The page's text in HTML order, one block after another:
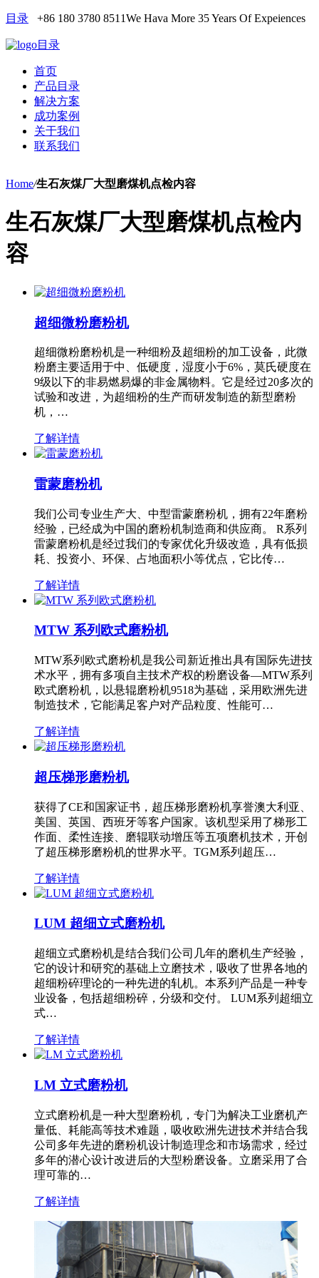
目录 +86 180 3780 8511We Hava More 35 Years Of Expeiences
目录
首页
产品目录
解决方案
成功案例
关于我们
联系我们
Home/生石灰煤厂大型磨煤机点检内容
生石灰煤厂大型磨煤机点检内
容
超细微粉磨粉机
超细微粉磨粉机是一种细粉及超细粉的加工设备，此微
粉磨主要适用于中、低硬度，湿度小于6%，莫氏硬度在
9级以下的非易燃易爆的非金属物料。它是经过20多次的
试验和改进，为超细粉的生产而研发制造的新型磨粉
机，…
了解详情
雷蒙磨粉机
我们公司专业生产大、中型雷蒙磨粉机，拥有22年磨粉
经验，已经成为中国的磨粉机制造商和供应商。 R系列
雷蒙磨粉机是经过我们的专家优化升级改造，具有低损
耗、投资小、环保、占地面积小等优点，它比传…
了解详情
MTW 系列欧式磨粉机
MTW系列欧式磨粉机是我公司新近推出具有国际先进技
术水平，拥有多项自主技术产权的粉磨设备—MTW系列
欧式磨粉机，以悬辊磨粉机9518为基础，采用欧洲先进
制造技术，它能满足客户对产品粒度、性能可…
了解详情
超压梯形磨粉机
获得了CE和国家证书，超压梯形磨粉机享誉澳大利亚、
美国、英国、西班牙等客户国家。该机型采用了梯形工
作面、柔性连接、磨辊联动增压等五项磨机技术，开创
了超压梯形磨粉机的世界水平。TGM系列超压…
了解详情
LUM 超细立式磨粉机
超细立式磨粉机是结合我们公司几年的磨机生产经验，
它的设计和研究的基础上立磨技术，吸收了世界各地的
超细粉碎理论的一种先进的轧机。本系列产品是一种专
业设备，包括超细粉碎，分级和交付。 LUM系列超细立
式…
了解详情
LM 立式磨粉机
立式磨粉机是一种大型磨粉机，专门为解决工业磨机产
量低、耗能高等技术难题，吸收欧洲先进技术并结合我
公司多年先进的磨粉机设计制造理念和市场需求，经过
多年的潜心设计改进后的大型粉磨设备。立磨采用了合
理可靠的…
了解详情